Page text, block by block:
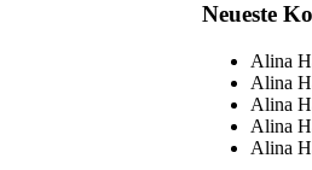
Neueste
Alina
Alina
Alina
Alina
Alina